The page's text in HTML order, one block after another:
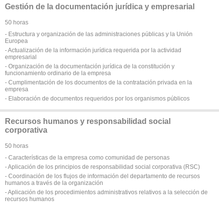
Gestión de la documentación jurídica y empresarial
50 horas
- Estructura y organización de las administraciones públicas y la Unión
Europea
- Actualización de la información jurídica requerida por la actividad
empresarial
- Organización de la documentación jurídica de la constitución y
funcionamiento ordinario de la empresa
- Cumplimentación de los documentos de la contratación privada en la
empresa
- Elaboración de documentos requeridos por los organismos públicos
Recursos humanos y responsabilidad social
corporativa
50 horas
- Características de la empresa como comunidad de personas
- Aplicación de los principios de responsabilidad social corporativa (RSC)
- Coordinación de los flujos de información del departamento de recursos
humanos a través de la organización
- Aplicación de los procedimientos administrativos relativos a la selección de
recursos humanos